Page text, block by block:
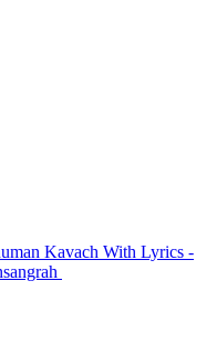
Kavach With Lyrics -